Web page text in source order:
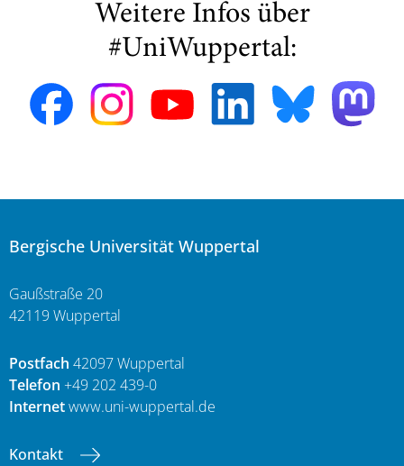
Weitere Infos über
#UniWuppertal:
Bergische Universität Wuppertal
Gaußstraße 20
42119 Wuppertal
Postfach 42097 Wuppertal
Telefon +49 202 439-0
Internetwww.uni-wuppertal.de
Kontakt